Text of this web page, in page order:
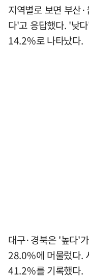
지역별로 보면 부산
다'고 응답했다. '낮
14.2%로 나타났다.
대구·경북은 '높다'
28.0%에 머물렀다.
41.2%를 기록했다.